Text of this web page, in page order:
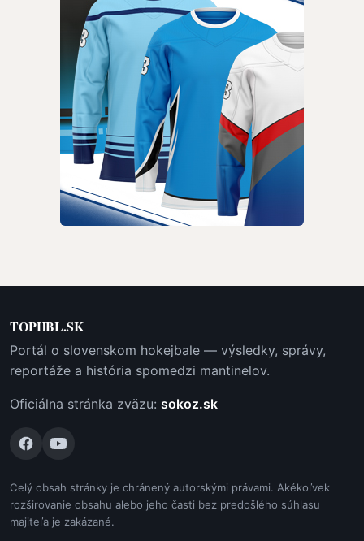
TOPHBL.SK
Portál o slovenskom hokejbale — výsledky, správy,
reportáže a história spomedzi mantinelov.
Oficiálna stránka zväzu: sokoz.sk
Celý obsah stránky je chránený autorskými právami. Akékoľvek
rozširovanie obsahu alebo jeho časti bez predošlého súhlasu
majiteľa je zakázané.